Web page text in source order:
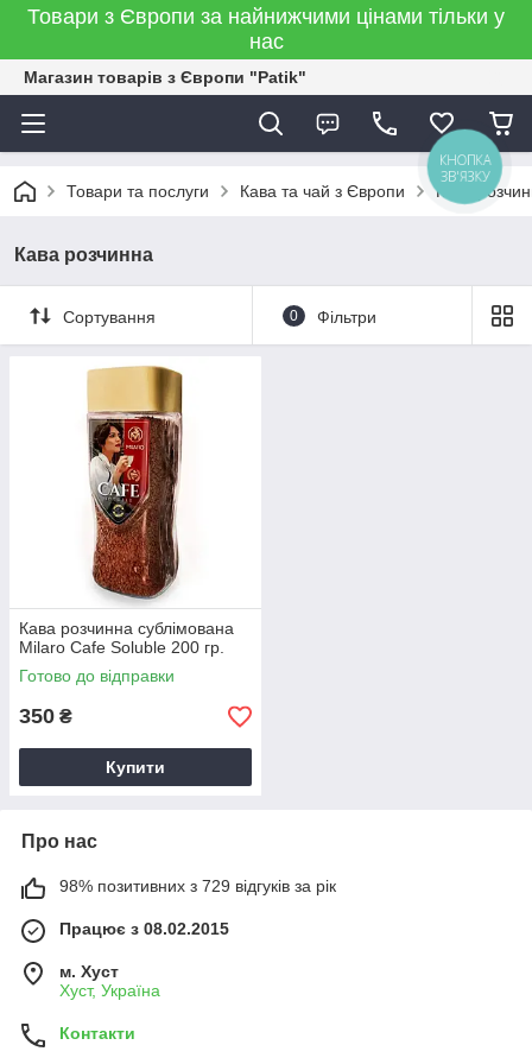
Товари з Європи за найнижчими цінами тільки у
нас
Магазин товарів з Європи "Patik"
Товари та послуги Кава та чай з Європи Кава
Кава розчинна
Сортування 0 Фільтри
Кава розчинна сублімована
Milaro Cafe Soluble 200 гр.
Готово до відправки
350 ₴
Купити
Про нас
98% позитивних з 729 відгуків за рік
Працює з 08.02.2015
м. Хуст
Хуст, Україна
Контакти
КНОПКА
ЗВ'ЯЗКУ